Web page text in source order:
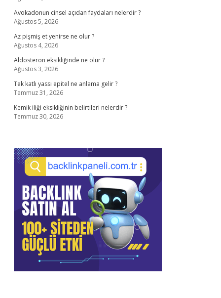
Avokadonun cinsel açıdan faydaları nelerdir ?
Ağustos 5, 2026
Az pişmiş et yenirse ne olur ?
Ağustos 4, 2026
Aldosteron eksikliğinde ne olur ?
Ağustos 3, 2026
Tek katlı yassı epitel ne anlama gelir ?
Temmuz 31, 2026
Kemik iliği eksikliğinin belirtileri nelerdir ?
Temmuz 30, 2026